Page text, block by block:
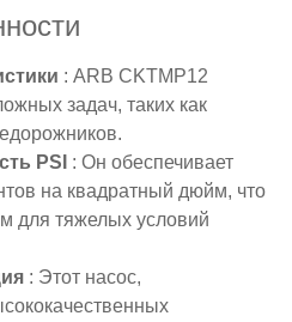
: ARB CKTMP12
задач, таких как
PSI : Он обеспечивает
на квадратный дюйм, что
для тяжелых условий
: Этот насос,